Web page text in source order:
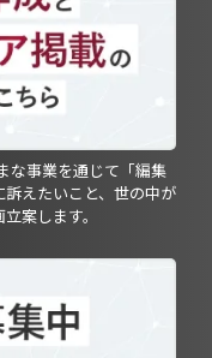
な事業を通じて「編集
えたいこと、世の中が
案します。